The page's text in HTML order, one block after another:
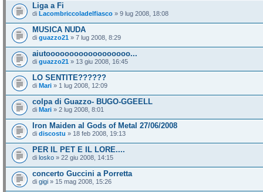
Liga a Fi
di Lacombriccoladelfiasco » 9 lug 2008, 18:08
MUSICA NUDA
di guazzo21 » 7 lug 2008, 8:29
aiutoooooooooooooooooo...
di guazzo21 » 13 giu 2008, 16:45
LO SENTITE??????
di Mari » 1 lug 2008, 12:09
colpa di Guazzo- BUGO-GGEELL
di Mari » 2 lug 2008, 8:01
Iron Maiden al Gods of Metal 27/06/2008
di discostu » 18 feb 2008, 19:13
PER IL PET E IL LORE....
di losko » 22 giu 2008, 14:15
concerto Guccini a Porretta
di gigi » 15 mag 2008, 15:26